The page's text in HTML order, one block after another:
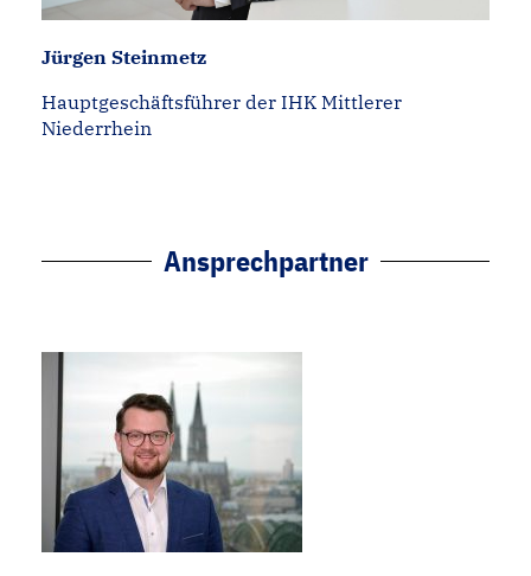
Jürgen Steinmetz
Hauptgeschäftsführer der IHK Mittlerer
Niederrhein
Ansprechpartner